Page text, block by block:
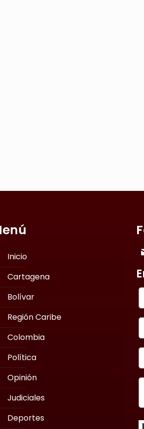
Inicio
Cartagena
Bolívar
Región Caribe
Colombia
Política
Opinión
Judiciales
Deportes